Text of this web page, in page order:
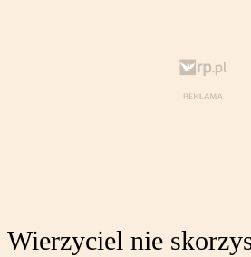
Wierzyciel nie